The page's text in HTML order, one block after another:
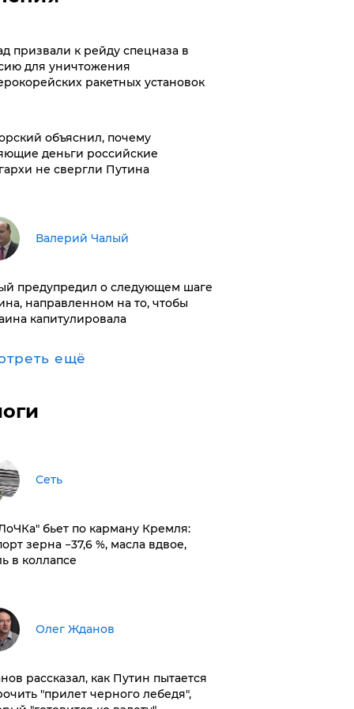
призвали к рейду спецназа в
для уничтожения
ракетных установок
объяснил, почему
деньги российские
не свергли Путина
Валерий Чалый
предупредил о следующем шаге
направленном на то, чтобы
капитулировала
ещё
Сеть
бьет по карману Кремля:
зерна −37,6 %, масла вдвое,
в коллапсе
Олег Жданов
рассказал, как Путин пытается
"прилет черного лебедя",